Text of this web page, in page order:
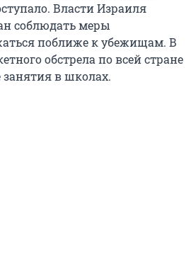
Власти Израиля
соблюдать меры
поближе к убежищам. В
обстрела по всей стране
в школах.